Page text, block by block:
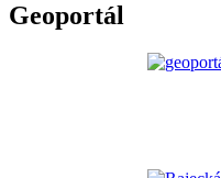
Geoportál